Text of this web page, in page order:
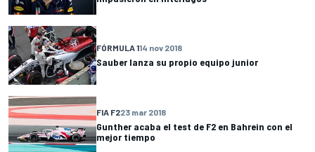
FÓRMULA 114 nov 2018
Sauber lanza su propio equipo junior
FIA F223 mar 2018
Gunther acaba el test de F2 en Bahrein con el
mejor tiempo